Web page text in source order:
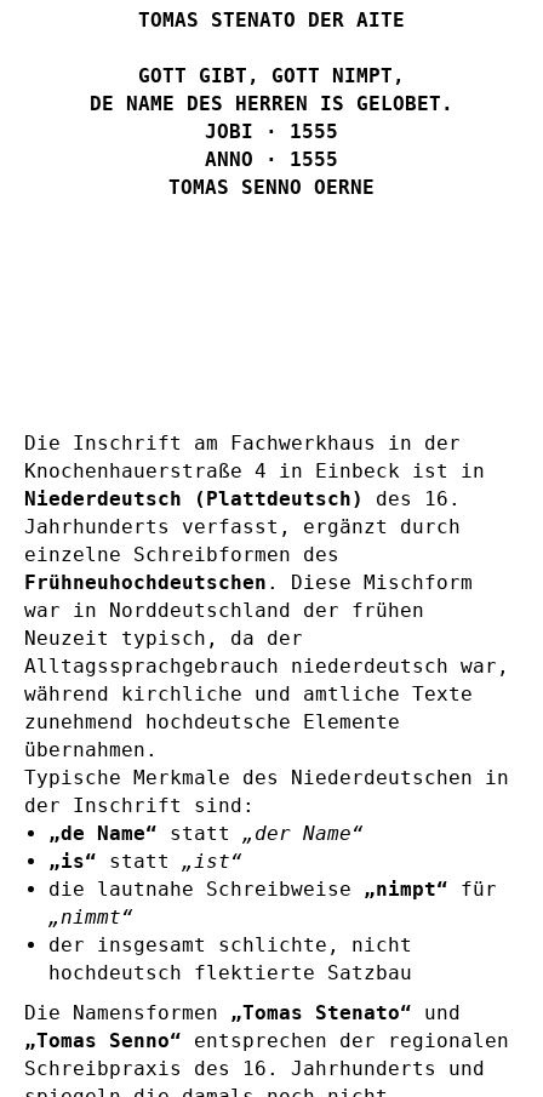
TOMAS STENATO DER AITE
GOTT GIBT, GOTT NIMPT,
DE NAME DES HERREN IS GELOBET.
JOBI · 1555
ANNO · 1555
TOMAS SENNO OERNE
Die Inschrift am Fachwerkhaus in der
Knochenhauerstraße 4 in Einbeck ist in
Niederdeutsch (Plattdeutsch)
des 16.
Jahrhunderts verfasst, ergänzt durch
einzelne Schreibformen des
Frühneuhochdeutschen . Diese Mischform
war in Norddeutschland der frühen
Neuzeit typisch, da der
Alltagssprachgebrauch niederdeutsch war,
während kirchliche und amtliche Texte
zunehmend hochdeutsche Elemente
übernahmen.
Typische Merkmale des Niederdeutschen in
der Inschrift sind:
„de Name“ statt „der Name“
„is“ statt „ist“
die lautnahe Schreibweise „nimpt“ für
„nimmt“
der insgesamt schlichte, nicht
hochdeutsch flektierte Satzbau
Die Namensformen „Tomas Stenato“ und
„Tomas Senno“ entsprechen der regionalen
Schreibpraxis des 16. Jahrhunderts und